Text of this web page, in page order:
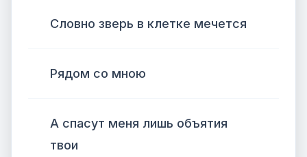
Словно зверь в клетке мечется
Рядом со мною
А спасут меня лишь объятия
твои